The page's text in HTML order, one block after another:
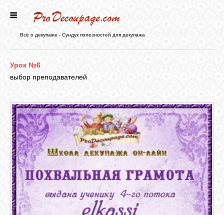
ФОРУМ
СТАТЬИ
КАРТИНКИ
Всё о декупаже - Сундук полезностей для декупажа
Урок №6
выбор преподавателей